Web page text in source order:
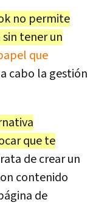
no permite
tener un
que
cabo la gestión
que te
de crear un
contenido
de